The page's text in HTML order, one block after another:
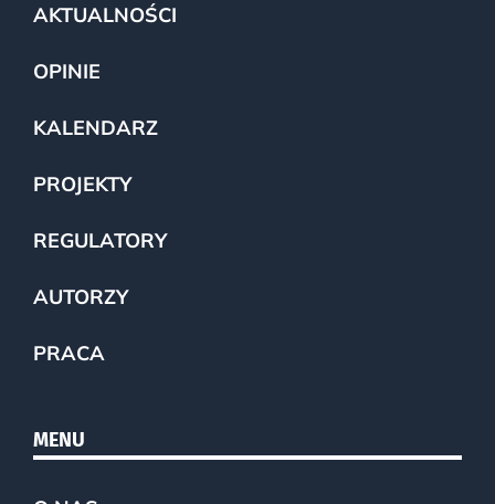
AKTUALNOŚCI
OPINIE
KALENDARZ
PROJEKTY
REGULATORY
AUTORZY
PRACA
MENU